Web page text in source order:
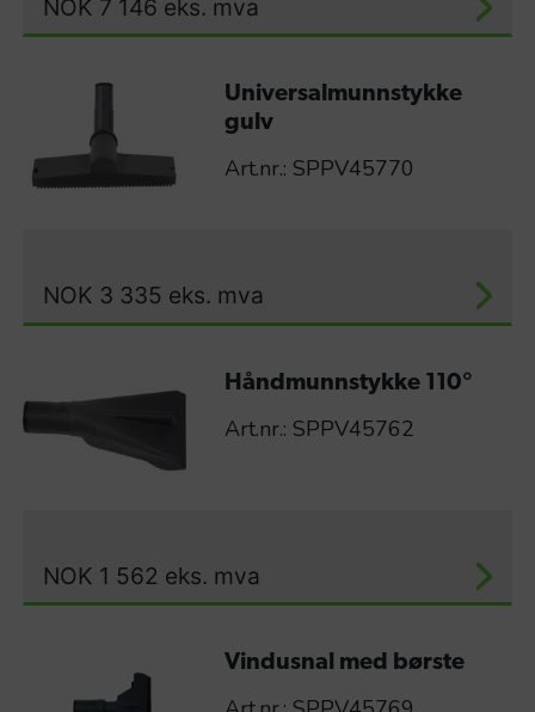
NOK 7 146 eks. mva
Universalmunnstykke
gulv
Art.nr.: SPPV45770
NOK 3 335 eks. mva
Håndmunnstykke 110°
Art.nr.: SPPV45762
NOK 1 562 eks. mva
Vindusnal med børste